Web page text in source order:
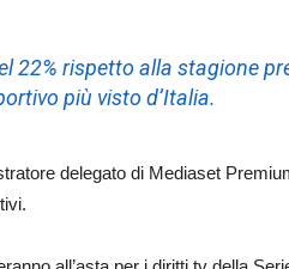
22% rispetto alla stagione
più visto d’Italia.
delegato di Mediaset